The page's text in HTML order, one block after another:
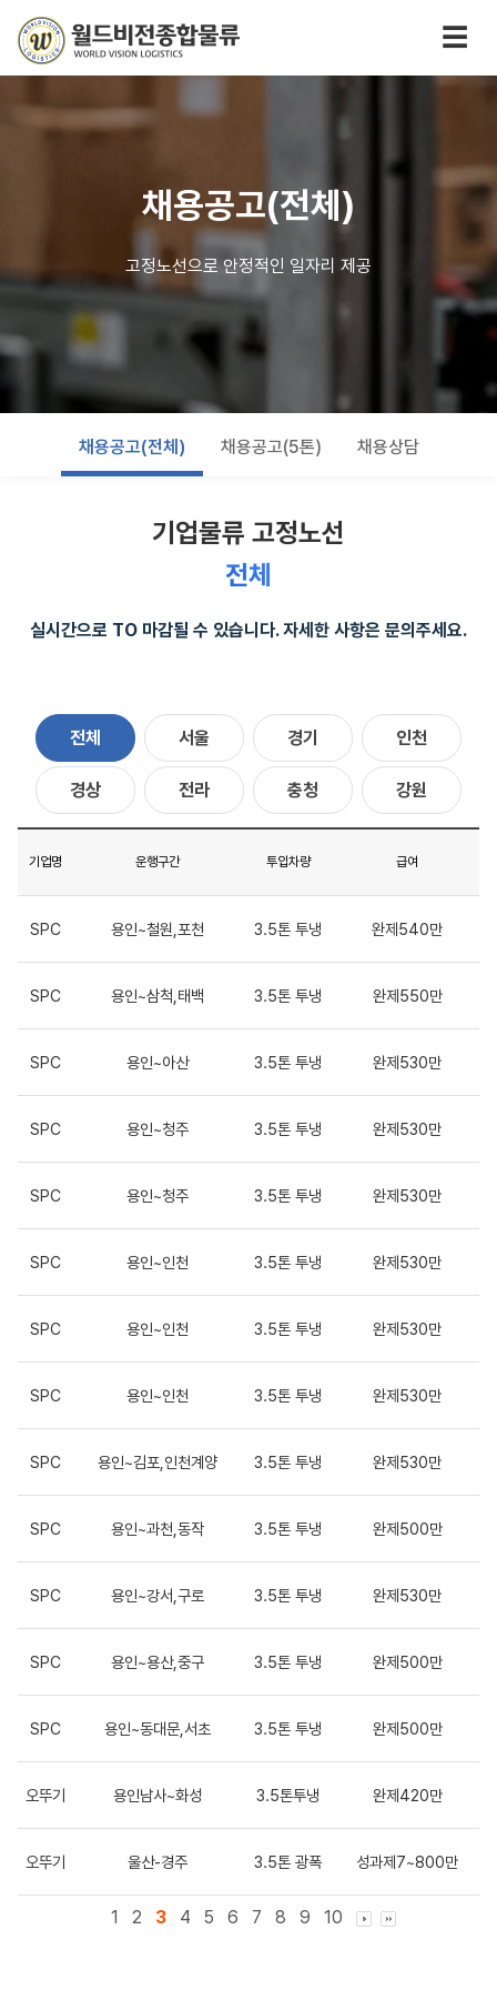
☰
채용공고(전체)
고정노선으로 안정적인 일자리 제공
채용공고(전체) 채용공고(5톤) 채용상담
기업물류 고정노선
전체
실시간으로 TO 마감될 수 있습니다. 자세한 사항은 문의주세요.
전체 서울 경기 인천
경상 전라 충청 강원
기업명 운행구간 투입차량 급여
SPC 용인~철원,포천 3.5톤 투냉 완제540만
SPC 용인~삼척,태백 3.5톤 투냉 완제550만
SPC 용인~아산 3.5톤 투냉 완제530만
SPC 용인~청주 3.5톤 투냉 완제530만
SPC 용인~청주 3.5톤 투냉 완제530만
SPC 용인~인천 3.5톤 투냉 완제530만
SPC 용인~인천 3.5톤 투냉 완제530만
SPC 용인~인천 3.5톤 투냉 완제530만
SPC 용인~김포,인천계양 3.5톤 투냉 완제530만
SPC 용인~과천,동작 3.5톤 투냉 완제500만
SPC 용인~강서,구로 3.5톤 투냉 완제530만
SPC 용인~용산,중구 3.5톤 투냉 완제500만
SPC 용인~동대문,서초 3.5톤 투냉 완제500만
오뚜기 용인남사~화성 3.5톤투냉 완제420만
오뚜기 울산-경주 3.5톤 광폭 성과제7~800만
1 2 3 4 5 6 7 8 9 10